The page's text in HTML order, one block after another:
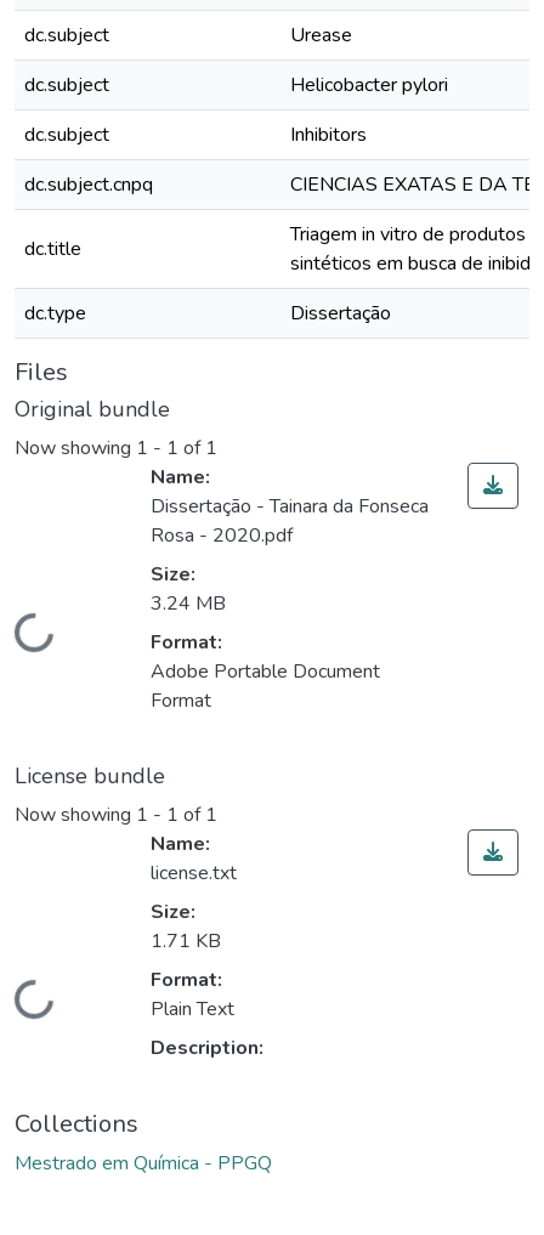
dc.subject
Urease
dc.subject
Helicobacter pylori
dc.subject
Inhibitors
dc.subject.cnpq
CIENCIAS EXATAS E DA
dc.title
Triagem in vitro de produtos
sintéticos em busca de
dc.type
Dissertação
Files
Original bundle
Now showing 1 - 1 of 1
Name:
Dissertação - Tainara da Fonseca
Rosa - 2020.pdf
Size:
3.24 MB
Format:
Adobe Portable Document
Format
License bundle
Now showing 1 - 1 of 1
Name:
license.txt
Size:
1.71 KB
Format:
Plain Text
Description:
Collections
Mestrado em Química - PPGQ